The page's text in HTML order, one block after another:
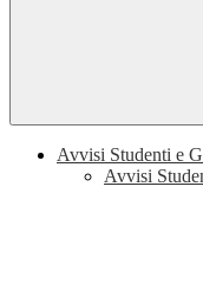
Avvisi Studenti e
Avvisi